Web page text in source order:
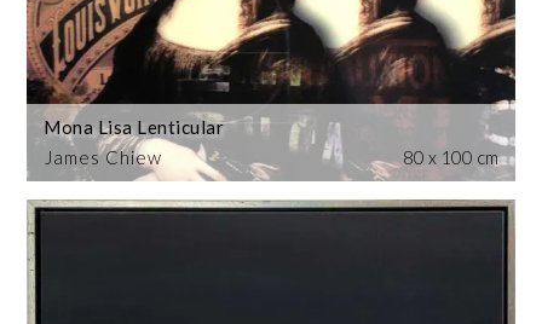
James Chiew
Mona Lisa Lenticular
80 x 100 cm